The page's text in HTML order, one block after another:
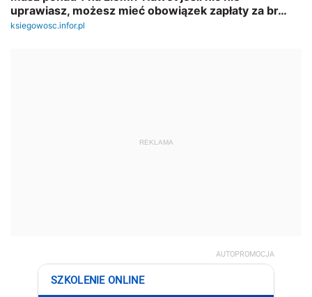
REKLAMA
AUTOPROMOCJA
SZKOLENIE ONLINE